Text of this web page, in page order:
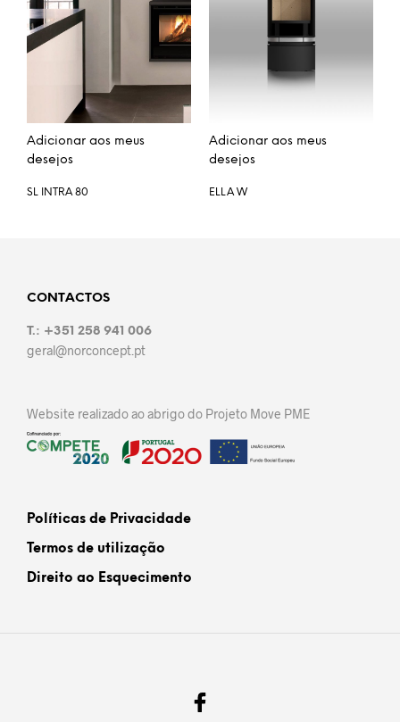
Adicionar aos meus
desejos
SL INTRA 80
Adicionar aos meus
desejos
ELLA W
CONTACTOS
T.: +351 258 941 006
geral@norconcept.pt
Website realizado ao abrigo do Projeto Move PME
Políticas de Privacidade
Termos de utilização
Direito ao Esquecimento